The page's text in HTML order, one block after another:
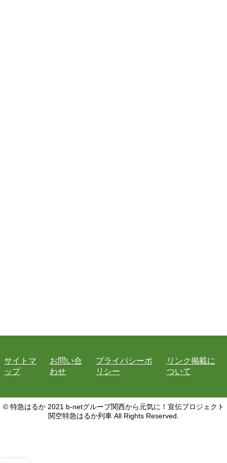
サイトマ
ップ
お問い合
わせ
プライバシーポ
リシー
リンク掲載に
ついて
© 特急はるか 2021 b-netグループ関西から元気に！宣伝プロジェクト
関空特急はるか列車 All Rights Reserved.